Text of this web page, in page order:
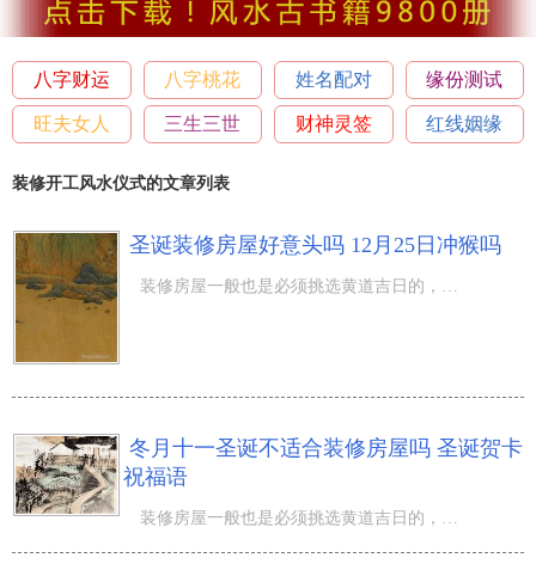
八字财运 八字桃花 姓名配对 缘份测试
旺夫女人 三生三世 财神灵签 红线姻缘
装修开工风水仪式的文章列表
圣诞装修房屋好意头吗 12月25日冲猴吗
装修房屋一般也是必须挑选黄道吉日的，那麼【圣诞装修房屋好意头吗 12月25日冲猴吗】跟伴随着我一起去深入
冬月十一圣诞不适合装修房屋吗 圣诞贺卡
祝福语
装修房屋一般也是必须挑选黄道吉日的，那麼【冬月十一圣诞不适合装修房屋吗 圣诞贺卡祝福语】跟伴随着我一